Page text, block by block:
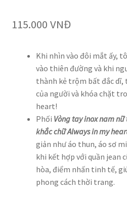
115.000 VNĐ
Khi nhìn vào đôi mắt ấy,
vào thiên đường và khi
thành kẻ trộm bất đắc dĩ,
của người và khóa chặt
heart!
Phối Vòng tay inox nam
khắc chữ Always in my
giản như áo thun, áo sơ
khi kết hợp với quần jean
hòa, điểm nhấn tinh tế,
phong cách thời trang.